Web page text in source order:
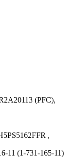
(PFC),
,
11 (1-731-165-11)